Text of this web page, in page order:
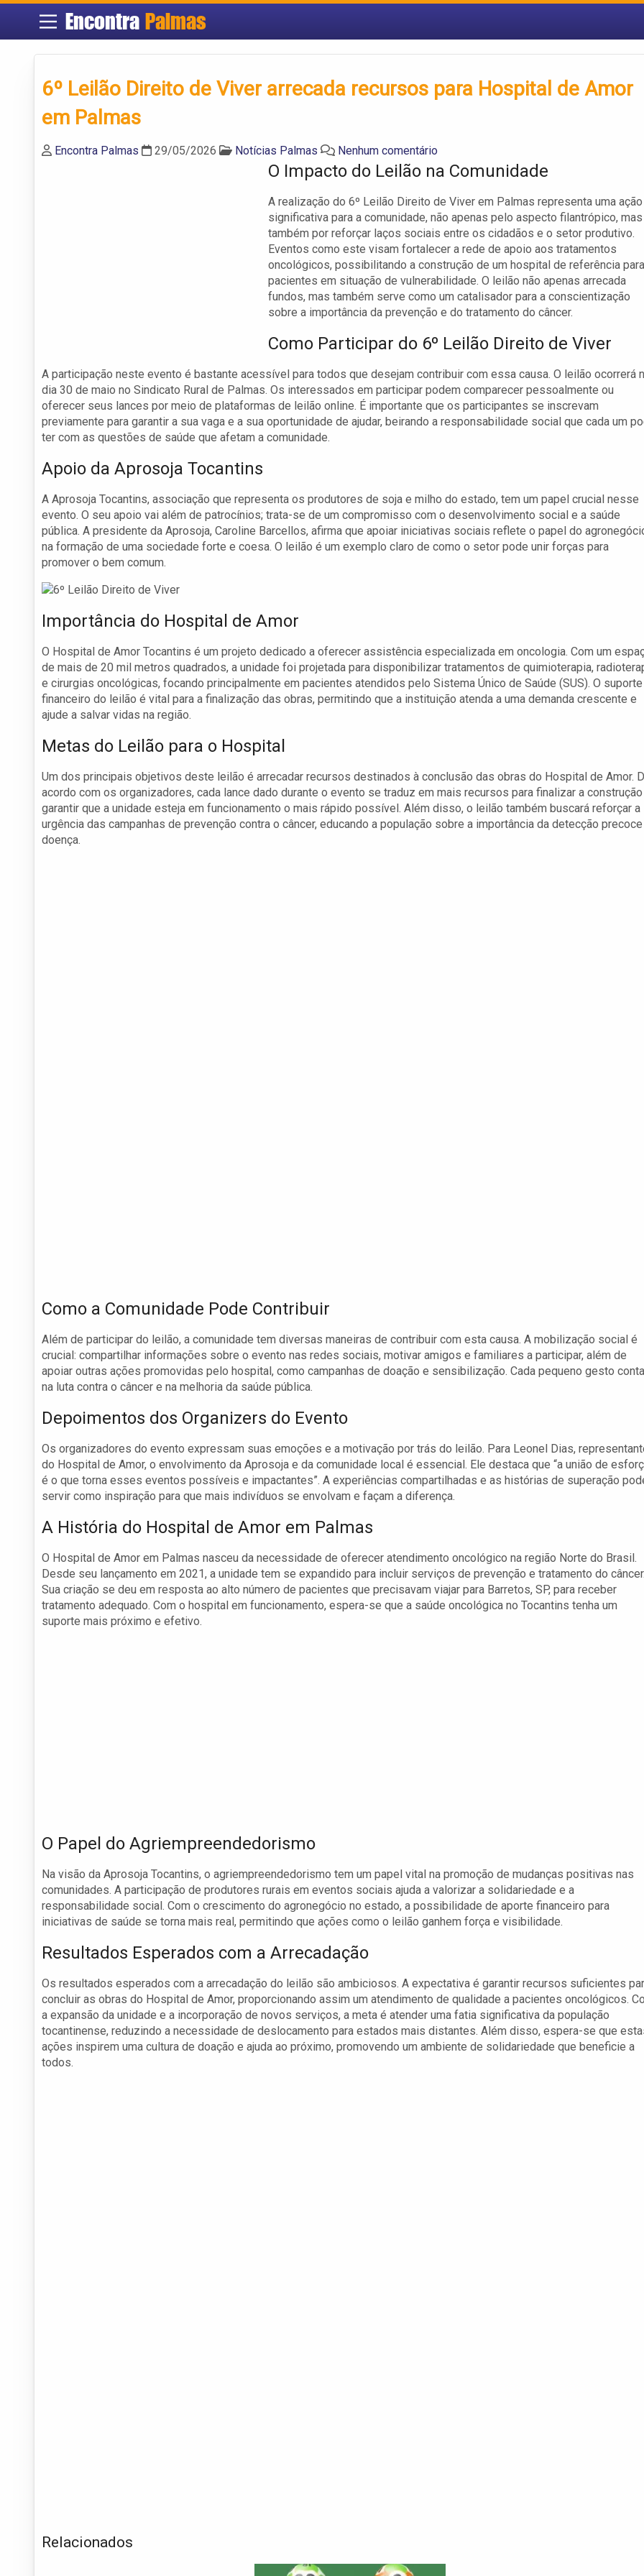
Encontra Palmas
6º Leilão Direito de Viver arrecada recursos para Hospital de Amor
em Palmas
Encontra Palmas 29/05/2026 Notícias Palmas Nenhum comentário
O Impacto do Leilão na Comunidade
A realização do 6º Leilão Direito de Viver em Palmas representa uma ação
significativa para a comunidade, não apenas pelo aspecto filantrópico, mas
também por reforçar laços sociais entre os cidadãos e o setor produtivo.
Eventos como este visam fortalecer a rede de apoio aos tratamentos
oncológicos, possibilitando a construção de um hospital de referência para
pacientes em situação de vulnerabilidade. O leilão não apenas arrecada
fundos, mas também serve como um catalisador para a conscientização
sobre a importância da prevenção e do tratamento do câncer.
Como Participar do 6º Leilão Direito de Viver
A participação neste evento é bastante acessível para todos que desejam contribuir com essa causa. O leilão ocorrerá
dia 30 de maio no Sindicato Rural de Palmas. Os interessados em participar podem comparecer pessoalmente ou
oferecer seus lances por meio de plataformas de leilão online. É importante que os participantes se inscrevam
previamente para garantir a sua vaga e a sua oportunidade de ajudar, beirando a responsabilidade social que cada um
ter com as questões de saúde que afetam a comunidade.
Apoio da Aprosoja Tocantins
A Aprosoja Tocantins, associação que representa os produtores de soja e milho do estado, tem um papel crucial nesse
evento. O seu apoio vai além de patrocínios; trata-se de um compromisso com o desenvolvimento social e a saúde
pública. A presidente da Aprosoja, Caroline Barcellos, afirma que apoiar iniciativas sociais reflete o papel do
na formação de uma sociedade forte e coesa. O leilão é um exemplo claro de como o setor pode unir forças para
promover o bem comum.
Importância do Hospital de Amor
O Hospital de Amor Tocantins é um projeto dedicado a oferecer assistência especializada em oncologia. Com um
de mais de 20 mil metros quadrados, a unidade foi projetada para disponibilizar tratamentos de quimioterapia,
e cirurgias oncológicas, focando principalmente em pacientes atendidos pelo Sistema Único de Saúde (SUS). O suporte
financeiro do leilão é vital para a finalização das obras, permitindo que a instituição atenda a uma demanda crescente e
ajude a salvar vidas na região.
Metas do Leilão para o Hospital
Um dos principais objetivos deste leilão é arrecadar recursos destinados à conclusão das obras do Hospital de Amor.
acordo com os organizadores, cada lance dado durante o evento se traduz em mais recursos para finalizar a
garantir que a unidade esteja em funcionamento o mais rápido possível. Além disso, o leilão também buscará reforçar a
urgência das campanhas de prevenção contra o câncer, educando a população sobre a importância da detecção
doença.
Como a Comunidade Pode Contribuir
Além de participar do leilão, a comunidade tem diversas maneiras de contribuir com esta causa. A mobilização social é
crucial: compartilhar informações sobre o evento nas redes sociais, motivar amigos e familiares a participar, além de
apoiar outras ações promovidas pelo hospital, como campanhas de doação e sensibilização. Cada pequeno gesto conta
na luta contra o câncer e na melhoria da saúde pública.
Depoimentos dos Organizers do Evento
Os organizadores do evento expressam suas emoções e a motivação por trás do leilão. Para Leonel Dias,
do Hospital de Amor, o envolvimento da Aprosoja e da comunidade local é essencial. Ele destaca que “a união de
é o que torna esses eventos possíveis e impactantes”. A experiências compartilhadas e as histórias de superação
servir como inspiração para que mais indivíduos se envolvam e façam a diferença.
A História do Hospital de Amor em Palmas
O Hospital de Amor em Palmas nasceu da necessidade de oferecer atendimento oncológico na região Norte do Brasil.
Desde seu lançamento em 2021, a unidade tem se expandido para incluir serviços de prevenção e tratamento do câncer.
Sua criação se deu em resposta ao alto número de pacientes que precisavam viajar para Barretos, SP, para receber
tratamento adequado. Com o hospital em funcionamento, espera-se que a saúde oncológica no Tocantins tenha um
suporte mais próximo e efetivo.
O Papel do Agriempreendedorismo
Na visão da Aprosoja Tocantins, o agriempreendedorismo tem um papel vital na promoção de mudanças positivas nas
comunidades. A participação de produtores rurais em eventos sociais ajuda a valorizar a solidariedade e a
responsabilidade social. Com o crescimento do agronegócio no estado, a possibilidade de aporte financeiro para
iniciativas de saúde se torna mais real, permitindo que ações como o leilão ganhem força e visibilidade.
Resultados Esperados com a Arrecadação
Os resultados esperados com a arrecadação do leilão são ambiciosos. A expectativa é garantir recursos suficientes
concluir as obras do Hospital de Amor, proporcionando assim um atendimento de qualidade a pacientes oncológicos.
a expansão da unidade e a incorporação de novos serviços, a meta é atender uma fatia significativa da população
tocantinense, reduzindo a necessidade de deslocamento para estados mais distantes. Além disso, espera-se que
ações inspirem uma cultura de doação e ajuda ao próximo, promovendo um ambiente de solidariedade que beneficie a
todos.
Relacionados